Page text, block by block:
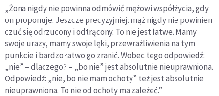
„Żona nigdy nie powinna odmówić mężowi współżycia, gdy
on proponuje. Jeszcze precyzyjniej: mąż nigdy nie powinien
czuć się odrzucony i odtrącony. To nie jest łatwe. Mamy
swoje urazy, mamy swoje lęki, przewrażliwienia na tym
punkcie i bardzo łatwo go zranić. Wobec tego odpowiedź:
„nie” – dlaczego? – „bo nie” jest absolutnie nieuprawniona.
Odpowiedź: „nie, bo nie mam ochoty” też jest absolutnie
nieuprawniona. To nie od ochoty ma zależeć.”